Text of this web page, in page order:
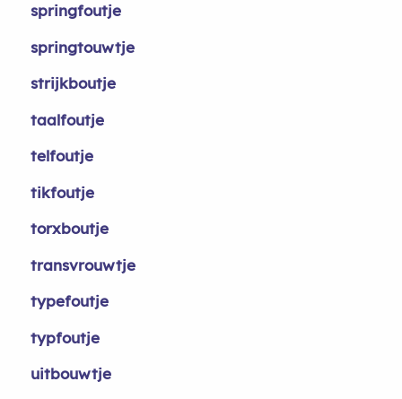
springfoutje
springtouwtje
strijkboutje
taalfoutje
telfoutje
tikfoutje
torxboutje
transvrouwtje
typefoutje
typfoutje
uitbouwtje